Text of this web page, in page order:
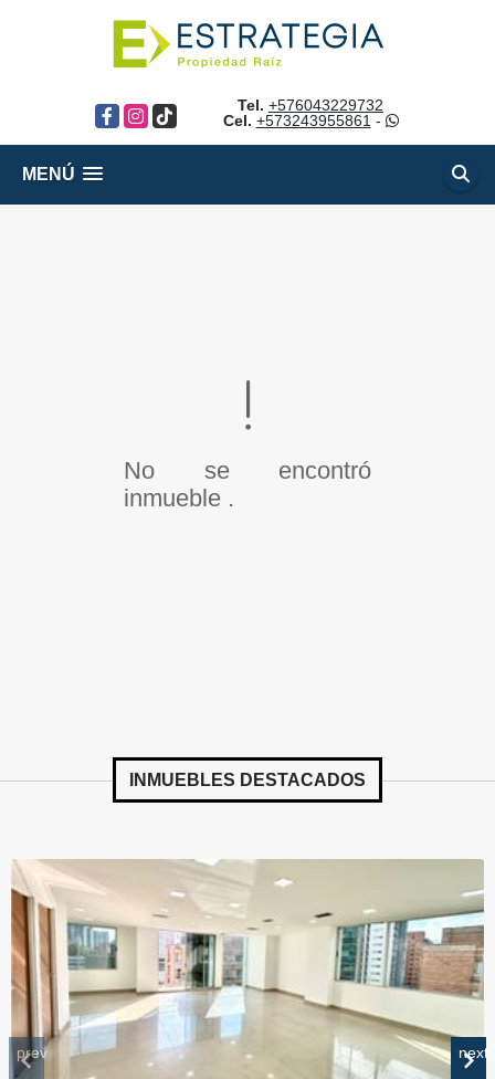
Facebook
Instagram
TikTok
Tel. +576043229732
Cel. +573243955861 -
MENÚ
No se encontró
inmueble .
INMUEBLES DESTACADOS
prev next